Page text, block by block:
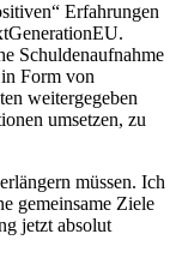
Erfahrungen
Schuldenaufnahme
Form von
weitergegeben
umsetzen, zu
müssen. Ich
gemeinsame Ziele
jetzt absolut